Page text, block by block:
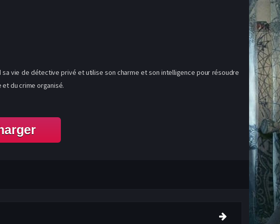
vie de détective privé et utilise son charme et son intelligence pour résoudre
du crime organisé.